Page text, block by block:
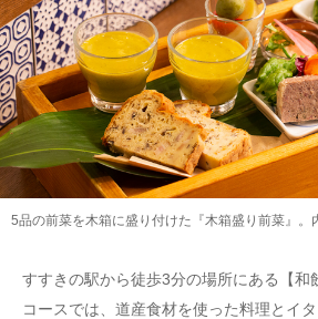
5品の前菜を木箱に盛り付けた『木箱盛り前菜』。
すすきの駅から徒歩3分の場所にある【和
コースでは、道産食材を使った料理とイ